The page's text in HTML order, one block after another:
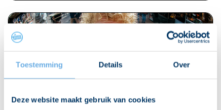
Toestemming Details Over
Deze website maakt gebruik van cookies